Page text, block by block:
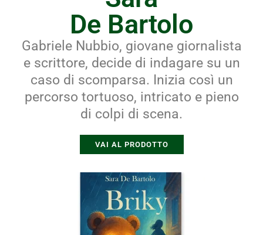
De Bartolo
Gabriele Nubbio, giovane giornalista
e scrittore, decide di indagare su un
caso di scomparsa. Inizia così un
percorso tortuoso, intricato e pieno
di colpi di scena.
VAI AL PRODOTTO